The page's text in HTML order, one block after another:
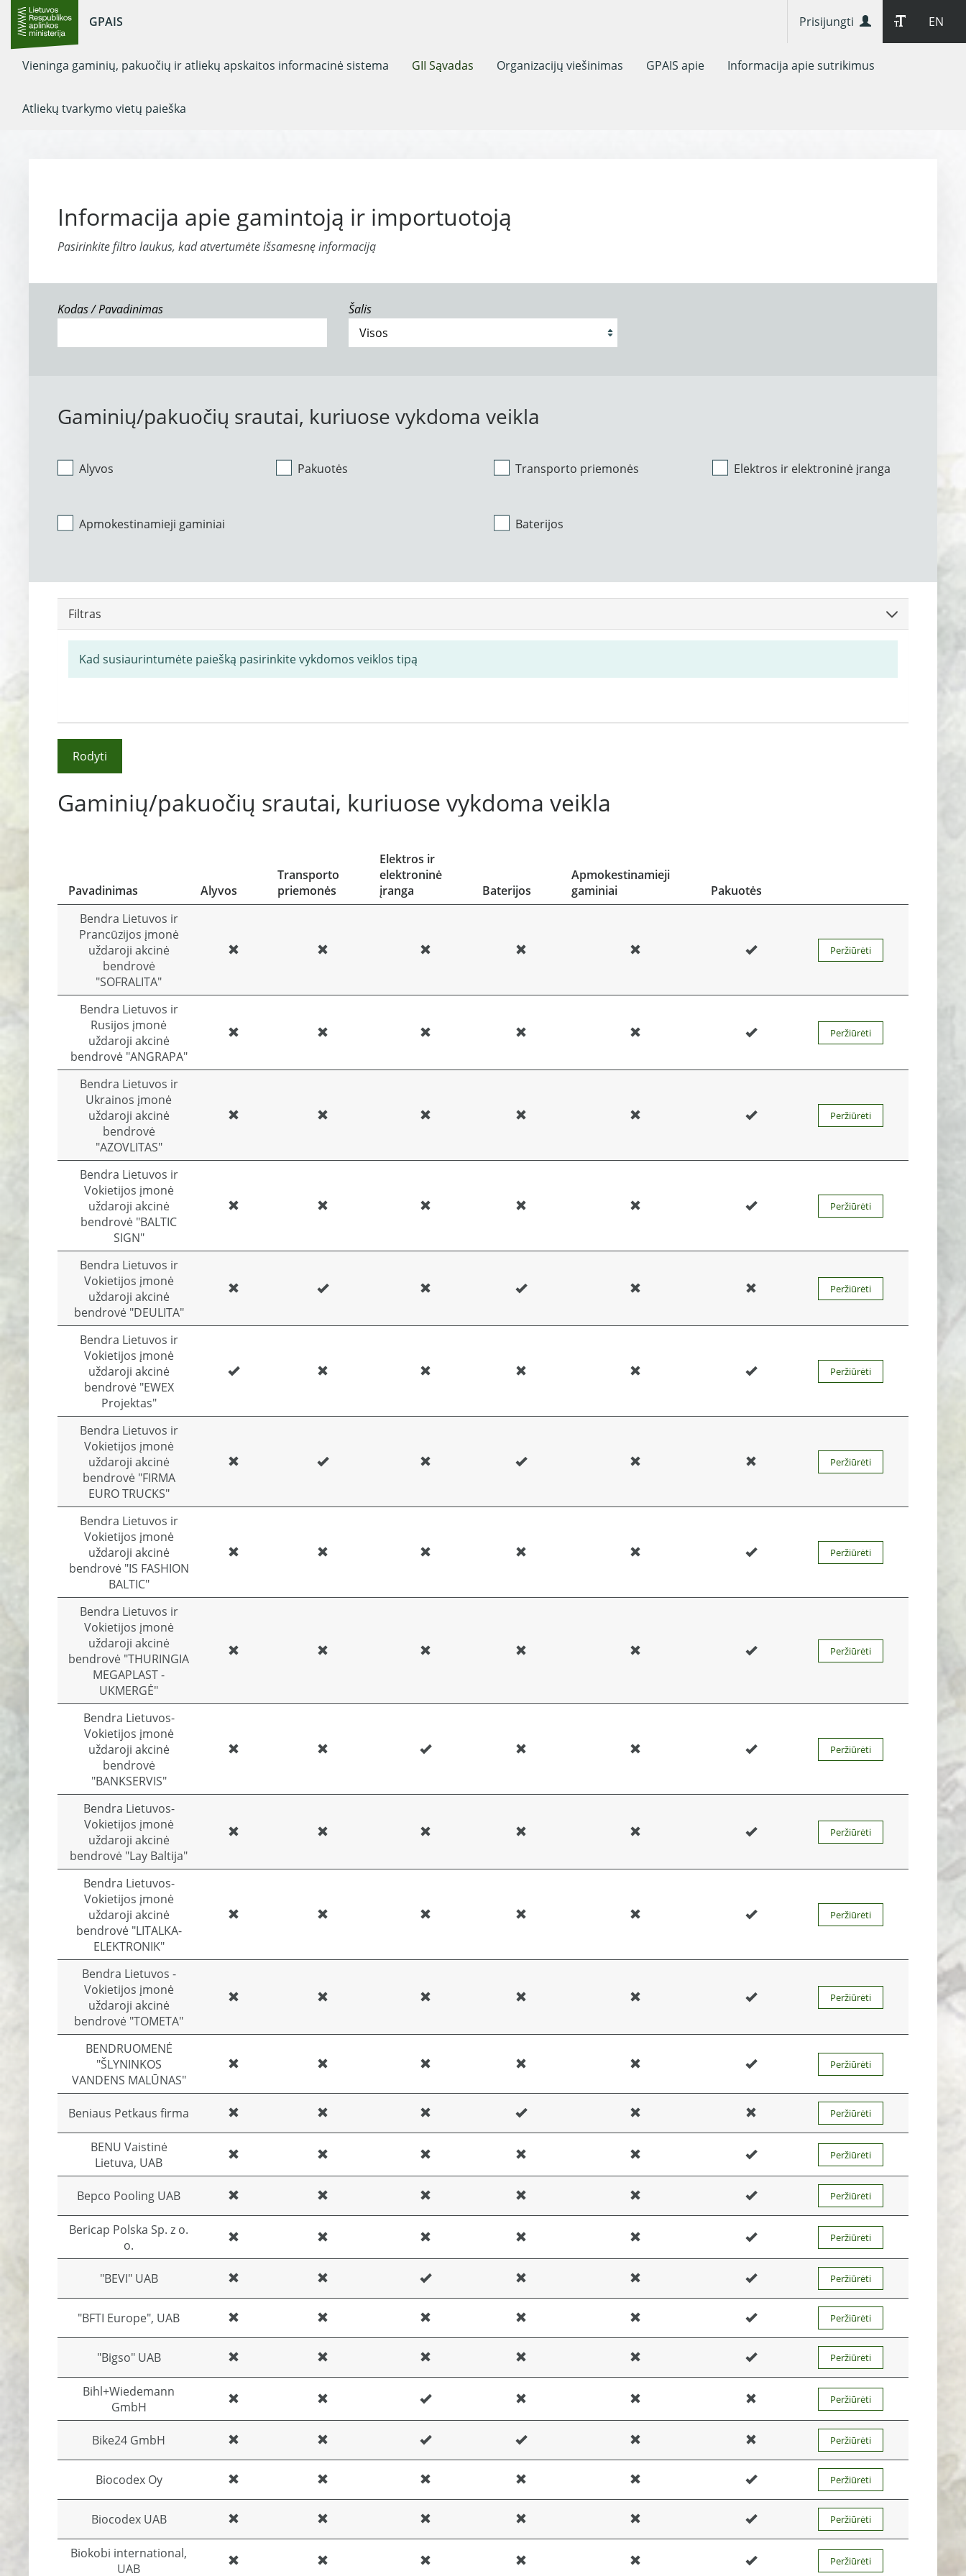
GPAIS EN
Prisijungti
Vieninga gaminių, pakuočių ir atliekų apskaitos informacinė sistema GII Sąvadas Organizacijų viešinimas GPAIS apie Informacija apie sutrikimus
Atliekų tvarkymo vietų paieška
Informacija apie gamintoją ir importuotoją
Pasirinkite filtro laukus, kad atvertumėte išsamesnę informaciją
Kodas / Pavadinimas Šalis
Gaminių/pakuočių srautai, kuriuose vykdoma veikla
Alyvos Pakuotės Transporto priemonės Elektros ir elektroninė įranga
Apmokestinamieji gaminiai Baterijos
Filtras
Kad susiaurintumėte paiešką pasirinkite vykdomos veiklos tipą
Rodyti
Gaminių/pakuočių srautai, kuriuose vykdoma veikla
Pavadinimas Alyvos
Transporto
priemonės
Elektros ir
elektroninė
įranga
Baterijos
Apmokestinamieji
gaminiai
Pakuotės
Bendra Lietuvos ir
Prancūzijos įmonė
uždaroji akcinė
bendrovė
"SOFRALITA"
Peržiūrėti
Bendra Lietuvos ir
Rusijos įmonė
uždaroji akcinė
bendrovė "ANGRAPA"
Peržiūrėti
Bendra Lietuvos ir
Ukrainos įmonė
uždaroji akcinė
bendrovė
"AZOVLITAS"
Peržiūrėti
Bendra Lietuvos ir
Vokietijos įmonė
uždaroji akcinė
bendrovė "BALTIC
SIGN"
Peržiūrėti
Bendra Lietuvos ir
Vokietijos įmonė
uždaroji akcinė
bendrovė "DEULITA"
Peržiūrėti
Bendra Lietuvos ir
Vokietijos įmonė
uždaroji akcinė
bendrovė "EWEX
Projektas"
Peržiūrėti
Bendra Lietuvos ir
Vokietijos įmonė
uždaroji akcinė
bendrovė "FIRMA
EURO TRUCKS"
Peržiūrėti
Bendra Lietuvos ir
Vokietijos įmonė
uždaroji akcinė
bendrovė "IS FASHION
BALTIC"
Peržiūrėti
Bendra Lietuvos ir
Vokietijos įmonė
uždaroji akcinė
bendrovė "THURINGIA
MEGAPLAST -
UKMERGĖ"
Peržiūrėti
Bendra Lietuvos-
Vokietijos įmonė
uždaroji akcinė
bendrovė
"BANKSERVIS"
Peržiūrėti
Bendra Lietuvos-
Vokietijos įmonė
uždaroji akcinė
bendrovė "Lay Baltija"
Peržiūrėti
Bendra Lietuvos-
Vokietijos įmonė
uždaroji akcinė
bendrovė "LITALKA-
ELEKTRONIK"
Peržiūrėti
Bendra Lietuvos -
Vokietijos įmonė
uždaroji akcinė
bendrovė "TOMETA"
Peržiūrėti
BENDRUOMENĖ
"ŠLYNINKOS
VANDENS MALŪNAS"
Peržiūrėti
Beniaus Petkaus firma Peržiūrėti
BENU Vaistinė
Lietuva, UAB
Peržiūrėti
Bepco Pooling UAB Peržiūrėti
Bericap Polska Sp. z o.
o.
Peržiūrėti
"BEVI" UAB Peržiūrėti
"BFTI Europe", UAB Peržiūrėti
"Bigso" UAB Peržiūrėti
Bihl+Wiedemann
GmbH
Peržiūrėti
Bike24 GmbH Peržiūrėti
Biocodex Oy Peržiūrėti
Biocodex UAB Peržiūrėti
Biokobi international,
UAB
Peržiūrėti